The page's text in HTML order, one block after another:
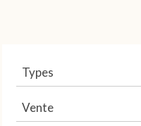
Types
Vente